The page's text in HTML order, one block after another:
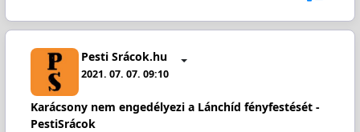
Pesti Srácok.hu
2021. 07. 07. 09:10
Karácsony nem engedélyezi a Lánchíd fényfestését -
PestiSrácok